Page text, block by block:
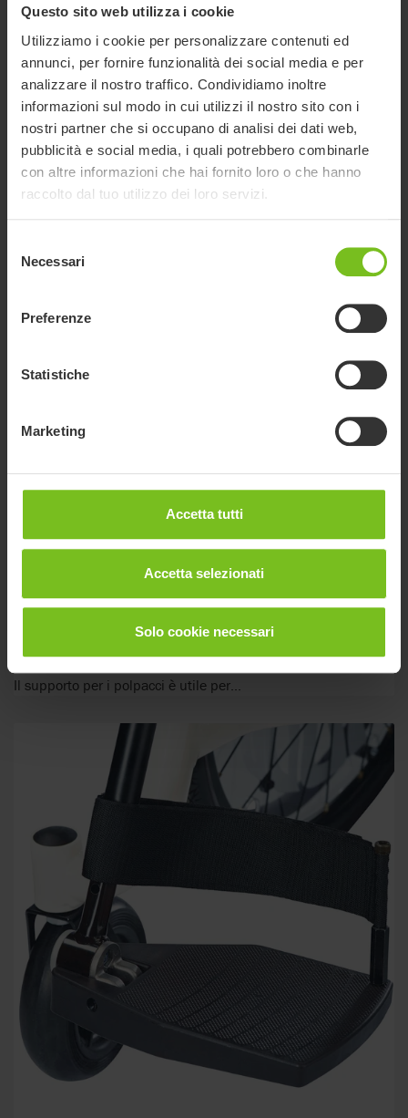
Questo sito web utilizza i cookie
Utilizziamo i cookie per personalizzare contenuti ed
annunci, per fornire funzionalità dei social media e per
analizzare il nostro traffico. Condividiamo inoltre
informazioni sul modo in cui utilizzi il nostro sito con i
nostri partner che si occupano di analisi dei dati web,
pubblicità e social media, i quali potrebbero combinarle
con altre informazioni che hai fornito loro o che hanno
raccolto dal tuo utilizzo dei loro servizi.
delNecessari
Preferenze
Statistiche
Marketing
Accetta tutti
Accetta selezionati
Solo cookie necessari
Supporti ginocchia swing-away, set
*Solo in abbinamento con pedana unica. Permette il controllo
ed un posizionamento ottimale.
Supporto polpacci
Il supporto polpacci viene utilizzato assieme all'asta pedana
singola, impedisce agli arti inferiori di spostarsi dietro di essa.
Il supporto per i polpacci è utile per...